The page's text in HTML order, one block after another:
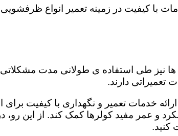
با کیفیت در زمینه تعمیر انواع
نیز طی استفاده ی طولانی مدت مشکلاتی
تعمیراتی دارند.
خدمات تعمیر و نگهداری با کیفیت برای
و عمر مفید کولرها کمک کند. از این رو،
کنید.